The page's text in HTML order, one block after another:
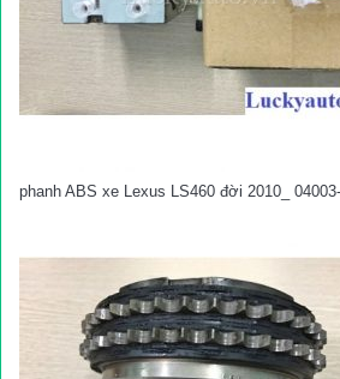
phanh ABS xe Lexus LS460 đời 2010_